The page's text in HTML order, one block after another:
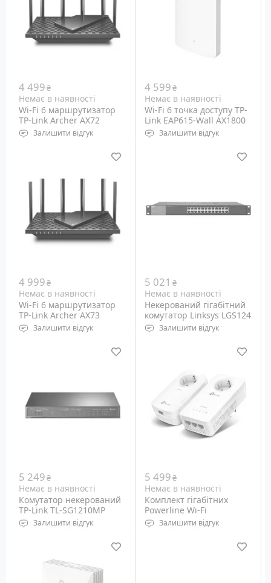
4 499₴
Немає в наявності
Wi-Fi 6 маршрутизатор
TP-Link Archer AX72
AX5400Залишити відгук
802.11ax/ac/n/a, 2.4 GHz
10/100/1000M, RJ-45 - 1+4
4 599₴
Немає в наявності
Wi-Fi 6 точка доступу TP-
Link EAP615-Wall AX1800
Залишити відгук
802.11ax/ac/n/a, 2.4 GHz
10/100/1000M, RJ-45 – 1+3
шт (PoE – 1 шт)
4 999₴
Немає в наявності
Wi-Fi 6 маршрутизатор
TP-Link Archer AX73
AX5400Залишити відгук
802.11ax/ac/n/a, 2.4 GHz
10/100/1000M, RJ-45 - 1+4
шт
5 021 ₴
Немає в наявності
Некерований гігабітний
комутатор Linksys LGS124
Залишити відгук
5 249₴
Немає в наявності
Комутатор некерований
TP-Link TL-SG1210MP
Залишити відгук
10/100/1000M RJ-45 - 9 шт
(PoE out - 8 шт), SFP 1G RJ-
5 499₴
Немає в наявності
Комплект гігабітних
Powerline Wi-Fi
адаптеров TP-Link AV1300
TL-WPA8631P KIT
Залишити відгук
Набір із 2 шт Powerline-